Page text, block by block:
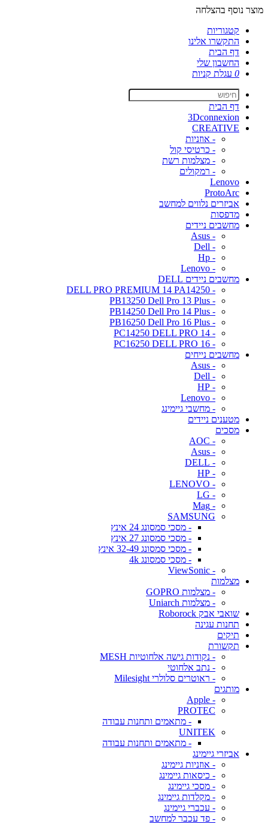
מוצר נוסף בהצלחה
קטגוריות
התקשרו אלינו
דף הבית
החשבון שלי
0 עגלת קניות
דף הבית
3Dconnexion
CREATIVE
- אוזניות
- כרטיסי קול
- מצלמות רשת
- רמקולים
Lenovo
ProtoArc
אביזרים נלווים למחשב
מדפסות
מחשבים ניידים
- Asus
- Dell
- Hp
- Lenovo
מחשבים ניידים DELL
- DELL PRO PREMIUM 14 PA14250
- PB13250 Dell Pro 13 Plus
- PB14250 Dell Pro 14 Plus
- PB16250 Dell Pro 16 Plus
- PC14250 DELL PRO 14
- PC16250 DELL PRO 16
מחשבים נייחים
- Asus
- Dell
- HP
- Lenovo
- מחשבי גיימינג
מטענים ניידים
מסכים
- AOC
- Asus
- DELL
- HP
- LENOVO
- LG
- Mag
SAMSUNG
- מסכי סמסונג 24 אינץ
- מסכי סמסונג 27 אינץ
- מסכי סמסונג 32-49 אינץ
- מסכי סמסונג 4k
- ViewSonic
מצלמות
- מצלמות GOPRO
- מצלמות Uniarch
שואבי אבק Roborock
תחנות עגינה
תיקים
תקשורת
- נקודות גישה אלחוטיות MESH
- נתב אלחוטי
- ראוטרים סלולרי Milesight
מותגים
- Apple
PROTEC
- מתאמים ותחנות עבודה
UNITEK
- מתאמים ותחנות עבודה
אביזרי גיימינג
- אוזניות גיימינג
- כיסאות גיימינג
- מסכי גיימינג
- מקלדות גיימינג
- עכברי גיימינג
- פד עכבר למחשב